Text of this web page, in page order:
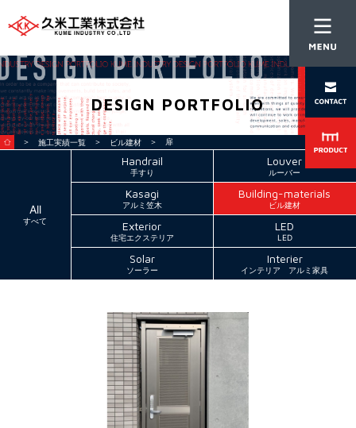
DESIGN PORTFOLIO
＞ 施工実績一覧 ＞ ビル建材 ＞ 扉
All
すべて
Handrail
手すり
Louver
ルーバー
Kasagi
アルミ笠木
Building-materials
ビル建材
Exterior
住宅エクステリア
LED
LED
Solar
ソーラー
Interier
インテリア アルミ家具